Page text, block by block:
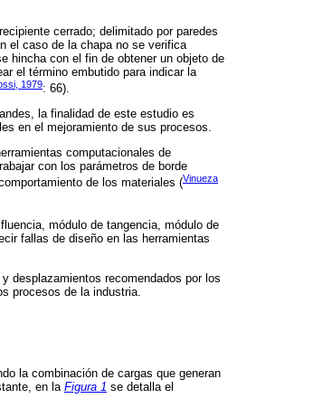
cerrado; delimitado por paredes
el caso de la chapa no se verifica
hincha con el fin de obtener un objeto de
el término embutido para indicar la
1979: 66).
la finalidad de este estudio es
en el mejoramiento de sus procesos.
computacionales de
con los parámetros de borde
de los materiales (Vinueza
módulo de tangencia, módulo de
fallas de diseño en las herramientas
desplazamientos recomendados por los
procesos de la industria.
la combinación de cargas que generan
en la Figura 1 se detalla el